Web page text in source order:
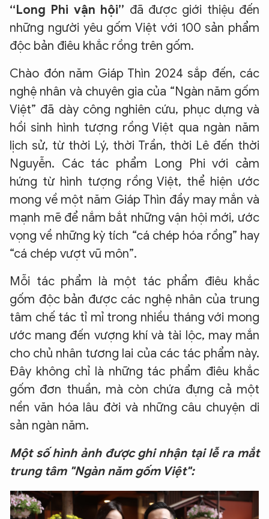
“Long Phi vận hội” đã được giới thiệu đến
những người yêu gốm Việt với 100 sản phẩm
độc bản điêu khắc rồng trên gốm.
Chào đón năm Giáp Thìn 2024 sắp đến, các
nghệ nhân và chuyên gia của “Ngàn năm gốm
Việt” đã dày công nghiên cứu, phục dựng và
hồi sinh hình tượng rồng Việt qua ngàn năm
lịch sử, từ thời Lý, thời Trần, thời Lê đến thời
Nguyễn. Các tác phẩm Long Phi với cảm
hứng từ hình tượng rồng Việt, thể hiện ước
mong về một năm Giáp Thìn đầy may mắn và
mạnh mẽ để nắm bắt những vận hội mới, ước
vọng về những kỳ tích “cá chép hóa rồng” hay
“cá chép vượt vũ môn”.
Mỗi tác phẩm là một tác phẩm điêu khắc
gốm độc bản được các nghệ nhân của trung
tâm chế tác tỉ mỉ trong nhiều tháng với mong
ước mang đến vượng khí và tài lộc, may mắn
cho chủ nhân tương lai của các tác phẩm này.
Đây không chỉ là những tác phẩm điêu khắc
gốm đơn thuần, mà còn chứa đựng cả một
nền văn hóa lâu đời và những câu chuyện di
sản ngàn năm.
Một số hình ảnh được ghi nhận tại lễ ra mắt
trung tâm "Ngàn năm gốm Việt":